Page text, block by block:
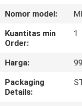
WISATA
PABRIK
KONTROL
KUALITAS
Nomor model:
Kuantitas min
Order:
1
Harga:
Packaging
Details: